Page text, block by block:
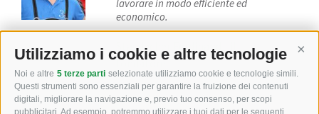
Utilizziamo i cookie e altre tecnologie
Noi e altre 5 terze parti selezionate utilizziamo cookie e tecnologie simili.
Questi strumenti sono essenziali per garantire la fruizione dei contenuti
digitali, migliorare la navigazione e, previo tuo consenso, per scopi
pubblicitari. Ad esempio, potremmo utilizzare i tuoi dati per le seguenti
lavorare in modo efficiente ed
economico.
Staudacher Ferdinand - il
fondatore